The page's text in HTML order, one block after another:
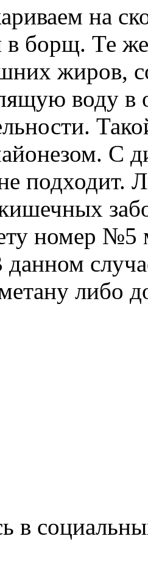
на
в борщ. Те
жиров,
воду в
С
подходит.
номер №5
данном
либо
в